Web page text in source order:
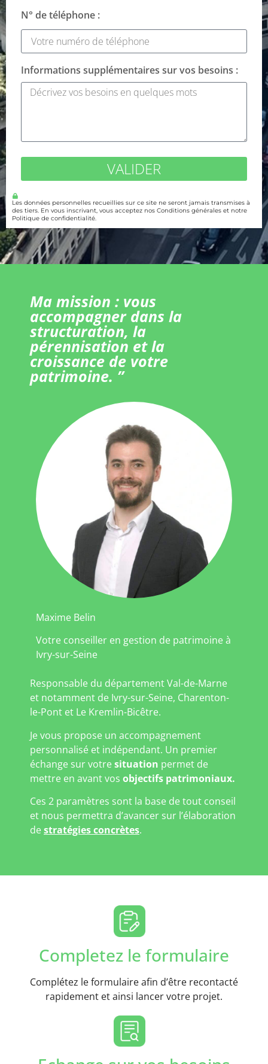
N° de téléphone :
Informations supplémentaires sur vos besoins :
VALIDER
Les données personnelles recueillies sur ce site ne seront jamais transmises à
des tiers. En vous inscrivant, vous acceptez nos Conditions générales et notre
Politique de confidentialité.
Ma mission : vous
accompagner dans la
structuration, la
pérennisation et la
croissance de votre
patrimoine. ”
Maxime Belin
Votre conseiller en gestion de patrimoine à
Ivry-sur-Seine
Responsable du département Val-de-Marne
et notamment de Ivry-sur-Seine, Charenton-
le-Pont et Le Kremlin-Bicêtre.
Je vous propose un accompagnement
personnalisé et indépendant. Un premier
échange sur votresituation permet de
mettre en avant vos objectifs patrimoniaux.
Ces 2 paramètres sont la base de tout conseil
et nous permettra d’avancer sur l’élaboration
destratégies concrètes.
Completez le formulaire
Complétez le formulaire afin d’être recontacté
rapidement et ainsi lancer votre projet.